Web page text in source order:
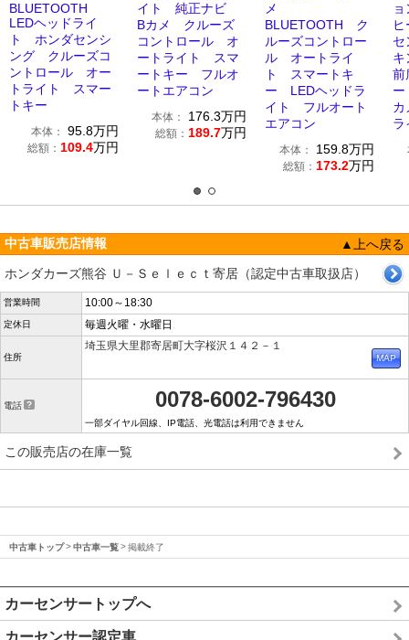
BLUETOOTH
LEDヘッドライ
ト ホンダセンシ
ング クルーズコ
ントロール オー
トライト スマー
トキー
本体： 95.8万円
総額： 109.4万円
イト 純正ナビ
Bカメ クルーズ
コントロール オ
ートライト スマ
ートキー フルオ
ートエアコン
本体： 176.3万円
総額： 189.7万円
メ
BLUETOOTH ク
ルーズコントロー
ル オートライ
ト スマートキ
ー LEDヘッドラ
イト フルオート
エアコン
本体： 159.8万円
総額： 173.2万円
前
中古車販売店情報
▲上へ戻る
ホンダカーズ熊谷 Ｕ－Ｓｅｌｅｃｔ寄居（認定中古車取扱店）
営業時間 10:00～18:30
定休日 毎週火曜・水曜日
住所
埼玉県大里郡寄居町大字桜沢１４２－１
電話 0078-6002-796430
一部ダイヤル回線、IP電話、光電話は利用できません
この販売店の在庫一覧
中古車トップ 中古車一覧 掲載終了
カーセンサートップへ
カーセンサー認定車